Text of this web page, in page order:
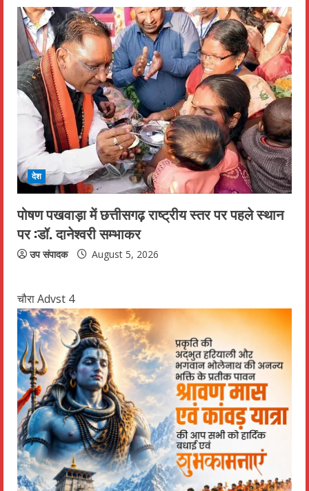
देश
पोषण पखवाड़ा में छत्तीसगढ़ राष्ट्रीय स्तर पर पहले स्थान
पर :डॉ. दानेश्वरी सम्भाकर
उप संपादक August 5, 2026
चौरा Advst 4